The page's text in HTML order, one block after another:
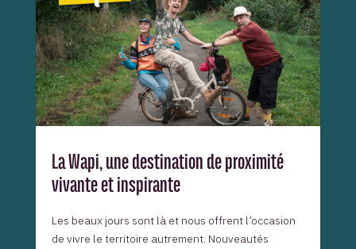
La Wapi, une destination de proximité
vivante et inspirante
Les beaux jours sont là et nous offrent l’occasion
de vivre le territoire autrement. Nouveautés